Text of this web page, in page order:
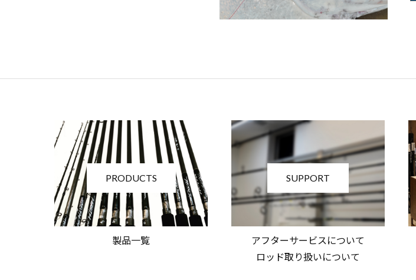
PRODUCTS
製品一覧
SUPPORT
アフターサービスについて
ロッド取り扱いについて